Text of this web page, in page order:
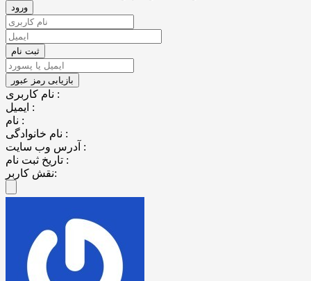
نام کاربری :
ایمیل :
نام :
نام خانوادگی :
آدرس وب سایت :
تاریخ ثبت نام :
نقش کاربر: